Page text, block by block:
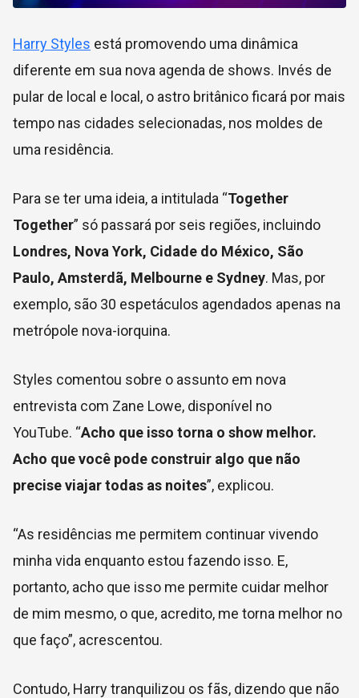
Harry Styles está promovendo uma dinâmica
diferente em sua nova agenda de shows. Invés de
pular de local e local, o astro britânico ficará por mais
tempo nas cidades selecionadas, nos moldes de
uma residência.
Para se ter uma ideia, a intitulada “Together
Together” só passará por seis regiões, incluindo
Londres, Nova York, Cidade do México, São
Paulo, Amsterdã, Melbourne e Sydney. Mas, por
exemplo, são 30 espetáculos agendados apenas na
metrópole nova-iorquina.
Styles comentou sobre o assunto em nova
entrevista com Zane Lowe, disponível no
YouTube. “Acho que isso torna o show melhor.
Acho que você pode construir algo que não
precise viajar todas as noites”, explicou.
“As residências me permitem continuar vivendo
minha vida enquanto estou fazendo isso. E,
portanto, acho que isso me permite cuidar melhor
de mim mesmo, o que, acredito, me torna melhor no
que faço”, acrescentou.
Contudo, Harry tranquilizou os fãs, dizendo que não